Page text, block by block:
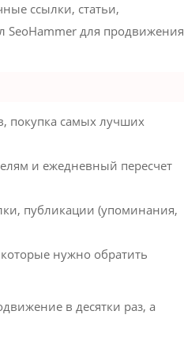
ссылки, статьи,
SeoHammer для продвижения
покупка самых лучших
и ежедневный пересчет
публикации (упоминания,
нужно обратить
в десятки раз, а